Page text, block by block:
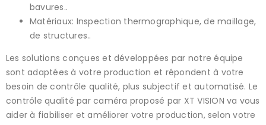
bavures..
Matériaux: Inspection thermographique, de maillage,
de structures..
Les solutions conçues et développées par notre équipe
sont adaptées à votre production et répondent à votre
besoin de contrôle qualité, plus subjectif et automatisé. Le
contrôle qualité par caméra proposé par XT VISION va vous
aider à fiabiliser et améliorer votre production, selon votre